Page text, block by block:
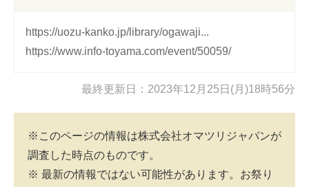
https://uozu-kanko.jp/library/ogawaji...
https://www.info-toyama.com/event/50059/
最終更新日：2023年12月25日(月)18時56分
※このページの情報は株式会社オマツリジャパンが
調査した時点のものです。
※ 最新の情報ではない可能性があります。お祭り